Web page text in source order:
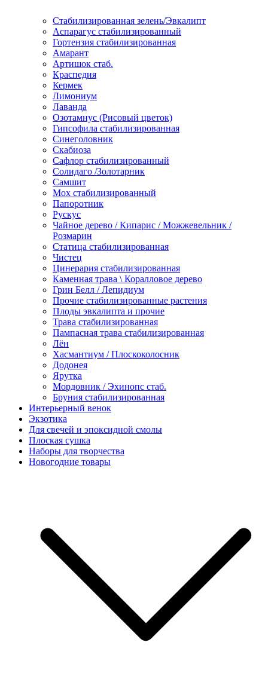
Стабилизированная зелень/Эвкалипт
Аспарагус стабилизированный
Гортензия стабилизированная
Амарант
Артишок стаб.
Краспедия
Кермек
Лимониум
Лаванда
Озотамнус (Рисовый цветок)
Гипсофила стабилизированная
Синеголовник
Скабиоза
Сафлор стабилизированный
Солидаго /Золотарник
Самшит
Мох стабилизированный
Папоротник
Рускус
Чайное дерево / Кипарис / Можжевельник /
Розмарин
Статица стабилизированная
Чистец
Цинерария стабилизированная
Каменная трава \ Коралловое дерево
Грин Белл / Лепидиум
Прочие стабилизированные растения
Плоды эвкалипта и прочие
Трава стабилизированная
Пампасная трава стабилизированная
Лён
Хасмантиум / Плоскоколосник
Додонея
Ярутка
Мордовник / Эхинопс стаб.
Бруния стабилизированная
Интерьерный венок
Экзотика
Для свечей и эпоксидной смолы
Плоская сушка
Наборы для творчества
Новогодние товары